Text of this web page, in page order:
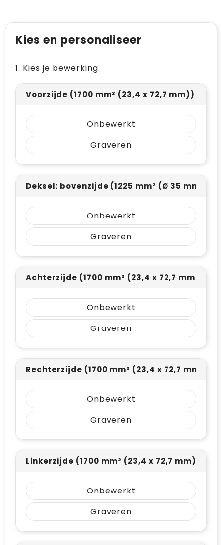
Paraplu's
Persoonlijke verzorging
Reisbenodigdheden
Schrijfwaren
Sleutelhangers en Lanyards
Snoepgoed
Spellen voor binnen en buiten
Sport
Veiligheid, Auto en Fiets
Vrije tijd en Strand
Waterflesjes
Winterse inspiratie
Themapakketten
Reflecterende vesten
Gehoorbescherming
Papieren tassen
Reistassen
Rugzakken
Schoenentassen
Schoudertassen
Sporttassen
Strandtassen
Toilettassen
Waterbestendige tassen
Draagtassen
Golftassen
Trolleys
Goodiebags
Kies en personaliseer
1. Kies je bewerking
Voorzijde (1700 mm² (23,4 x 72,7 mm))
Onbewerkt
Graveren
Deksel: bovenzijde (1225 mm² (Ø 35 mm))
Onbewerkt
Graveren
Achterzijde (1700 mm² (23,4 x 72,7 mm))
Onbewerkt
Graveren
Rechterzijde (1700 mm² (23,4 x 72,7 mm))
Onbewerkt
Graveren
Linkerzijde (1700 mm² (23,4 x 72,7 mm))
Onbewerkt
Graveren